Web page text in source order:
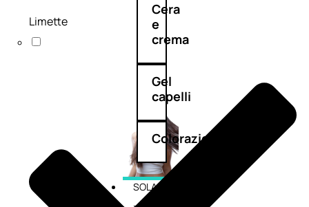
Cera
e
crema
Gel
capelli
Colorazione
SOLARI
Limette